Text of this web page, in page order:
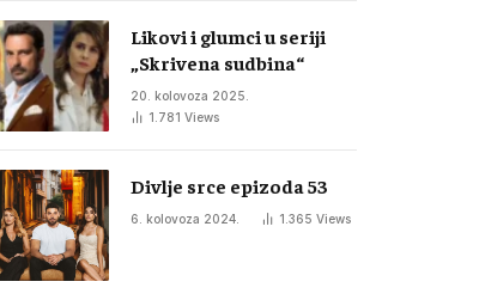
Likovi i glumci u seriji
„Skrivena sudbina“
20. kolovoza 2025.
1.781 Views
Divlje srce epizoda 53
6. kolovoza 2024. 1.365 Views